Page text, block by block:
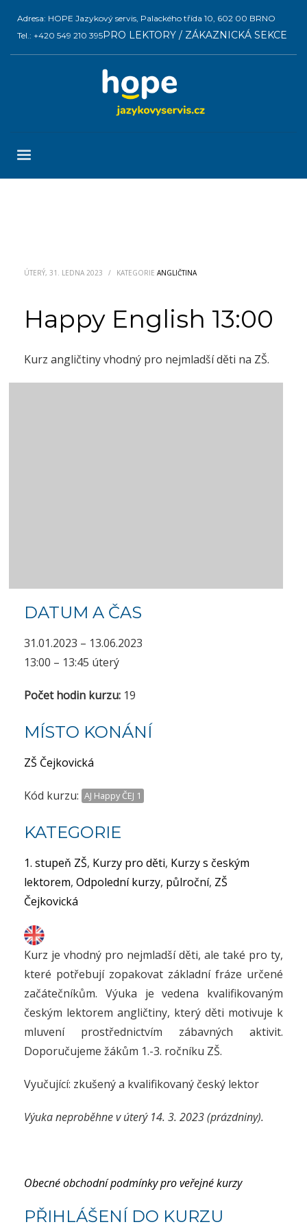
Adresa: HOPE Jazykový servis, Palackého třída 10, 602 00 BRNO
Tel.: +420 549 210 395PRO LEKTORY / ZÁKAZNICKÁ SEKCE
ÚTERÝ, 31. LEDNA 2023 / KATEGORIE ANGLIČTINA
Happy English 13:00
Kurz angličtiny vhodný pro nejmladší děti na ZŠ.
DATUM A ČAS
31.01.2023 – 13.06.2023
13:00 – 13:45 úterý
Počet hodin kurzu: 19
MÍSTO KONÁNÍ
ZŠ Čejkovická
Kód kurzu: AJ Happy ČEJ 1
KATEGORIE
1. stupeň ZŠ, Kurzy pro děti, Kurzy s českým
lektorem, Odpolední kurzy, půlroční, ZŠ
Čejkovická
Kurz je vhodný pro nejmladší děti, ale také pro ty,
které potřebují zopakovat základní fráze určené
začátečníkům. Výuka je vedena kvalifikovaným
českým lektorem angličtiny, který děti motivuje k
mluvení prostřednictvím zábavných aktivit.
Doporučujeme žákům 1.-3. ročníku ZŠ.
Vyučující: zkušený a kvalifikovaný český lektor
Výuka neproběhne v úterý 14. 3. 2023 (prázdniny).
Obecné obchodní podmínky pro veřejné kurzy
PŘIHLÁŠENÍ DO KURZU